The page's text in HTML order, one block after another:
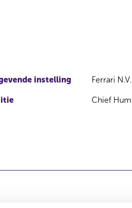
instelling Ferrari N.V.
Chief